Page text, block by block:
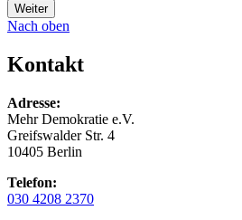
Weiter
Nach oben
Kontakt
Adresse:
Mehr Demokratie e.V.
Greifswalder Str. 4
10405 Berlin
Telefon:
030 4208 2370